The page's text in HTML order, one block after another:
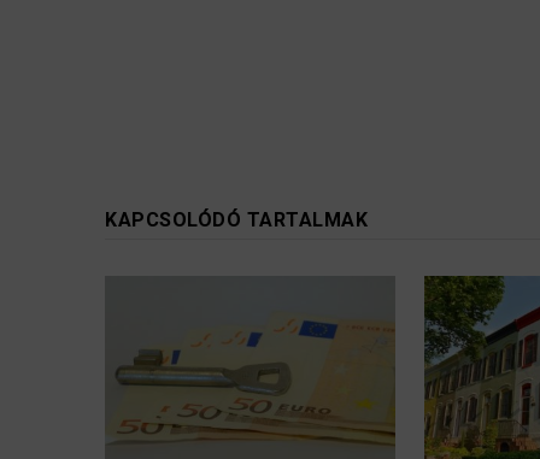
KAPCSOLÓDÓ TARTALMAK